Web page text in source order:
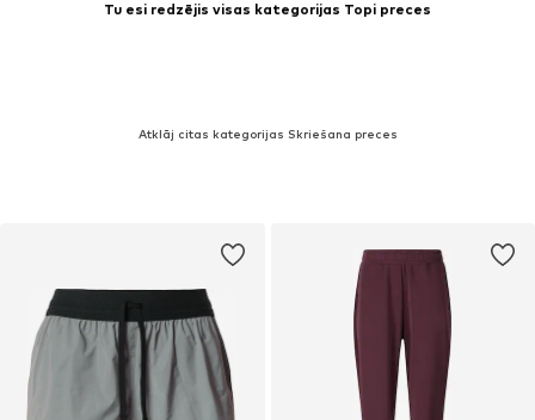
Tu esi redzējis visas kategorijas Topi preces
Atklāj citas kategorijas Skriešana preces